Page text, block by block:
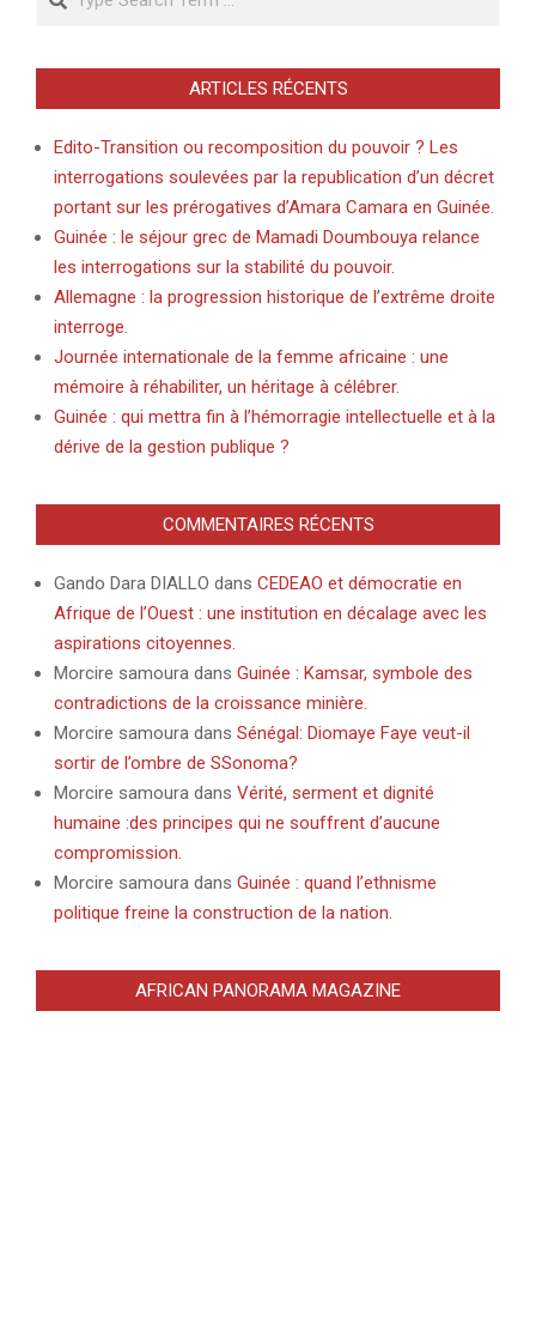
ARTICLES RÉCENTS
Edito-Transition ou recomposition du pouvoir ? Les
interrogations soulevées par la republication d’un décret
portant sur les prérogatives d’Amara Camara en Guinée.
Guinée : le séjour grec de Mamadi Doumbouya relance
les interrogations sur la stabilité du pouvoir.
Allemagne : la progression historique de l’extrême droite
interroge.
Journée internationale de la femme africaine : une
mémoire à réhabiliter, un héritage à célébrer.
Guinée : qui mettra fin à l’hémorragie intellectuelle et à la
dérive de la gestion publique ?
COMMENTAIRES RÉCENTS
Gando Dara DIALLO dans CEDEAO et démocratie en
Afrique de l’Ouest : une institution en décalage avec les
aspirations citoyennes.
Morcire samoura dans Guinée : Kamsar, symbole des
contradictions de la croissance minière.
Morcire samoura dans Sénégal: Diomaye Faye veut-il
sortir de l’ombre de SSonoma?
Morcire samoura dans Vérité, serment et dignité
humaine :des principes qui ne souffrent d’aucune
compromission.
Morcire samoura dans Guinée : quand l’ethnisme
politique freine la construction de la nation.
AFRICAN PANORAMA MAGAZINE